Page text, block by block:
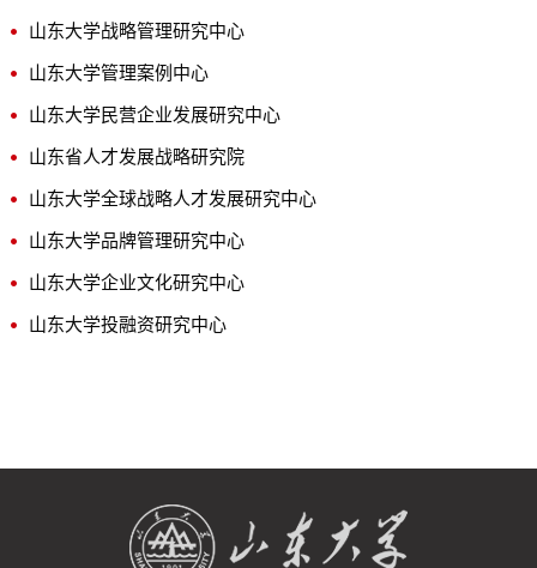
山东大学战略管理研究中心
山东大学管理案例中心
山东大学民营企业发展研究中心
山东省人才发展战略研究院
山东大学全球战略人才发展研究中心
山东大学品牌管理研究中心
山东大学企业文化研究中心
山东大学投融资研究中心